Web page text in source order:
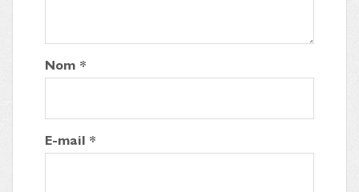
Nom *
E-mail *